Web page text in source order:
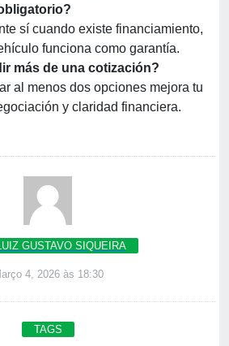
sí cuando existe financiamiento,
funciona como garantía.
más de una cotización?
al menos dos opciones mejora tu
y claridad financiera.
GUSTAVO SIQUEIRA
4, 2026 às 18:30
TAGS